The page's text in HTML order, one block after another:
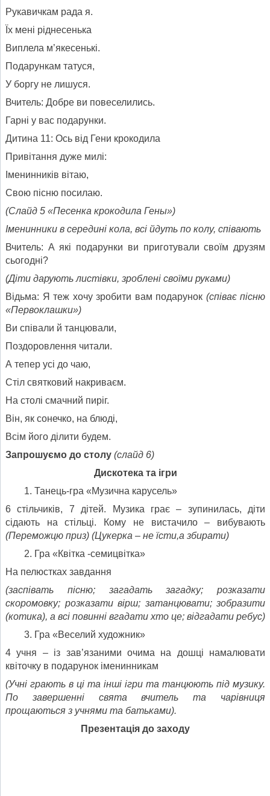
Рукавичкам рада я.
Їх мені ріднесенька
Виплела м’якесенькі.
Подарункам татуся,
У боргу не лишуся.
Вчитель: Добре ви повеселились.
Гарні у вас подарунки.
Дитина 11: Ось від Гени крокодила
Привітання дуже милі:
Іменинників вітаю,
Свою пісню посилаю.
(Слайд 5 «Песенка крокодила Гены»)
Іменинники в середині кола, всі йдуть по колу, співають
Вчитель: А які подарунки ви приготували своїм друзям
сьогодні?
(Діти дарують листівки, зроблені своїми руками)
Відьма: Я теж хочу зробити вам подарунок (співає пісню
«Первоклашки»)
Ви співали й танцювали,
Поздоровлення читали.
А тепер усі до чаю,
Стіл святковий накриваєм.
На столі смачний пиріг.
Він, як сонечко, на блюді,
Всім його ділити будем.
Запрошуємо до столу (слайд 6)
Дискотека та ігри
Танець-гра «Музична карусель»
6 стільчиків, 7 дітей. Музика грає – зупинилась, діти
сідають на стільці. Кому не вистачило – вибувають
(Переможцю приз) (Цукерка – не їсти,а збирати)
Гра «Квітка -семицвітка»
На пелюстках завдання
(заспівать пісню; загадать загадку; розказати
скоромовку; розказати вірш; затанцювати; зобразити
(котика), а всі повинні вгадати хто це; відгадати ребус)
Гра «Веселий художник»
4 учня – із зав’язаними очима на дошці намалювати
квіточку в подарунок іменинникам
(Учні грають в ці та інші ігри та танцюють під музику.
По завершенні свята вчитель та чарівниця
прощаються з учнями та батьками).
Презентація до заходу